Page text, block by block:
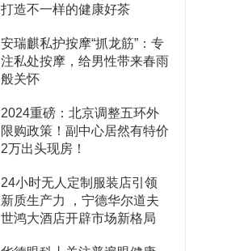
打造不一样的健康好茶
安瑞麒私护按摩“抓龙筋”：专
注私处按摩，给男性带来春雨
般关怀
2024重磅：北京调整五环外
限购政策！副中心居然有特价
2万出头现房！
24小时无人定制服装店引领
新质生产力 ，宁德华尔道夫
世鸿大酒店开辟市场新格局